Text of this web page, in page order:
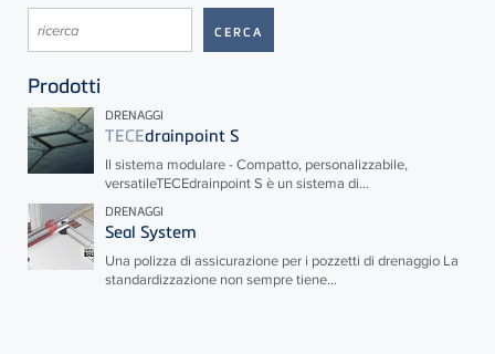
Prodotti
DRENAGGI
TECEdrainpoint S
Il sistema modulare - Compatto, personalizzabile,
versatileTECEdrainpoint S è un sistema di...
DRENAGGI
Seal System
Una polizza di assicurazione per i pozzetti di drenaggio La
standardizzazione non sempre tiene...